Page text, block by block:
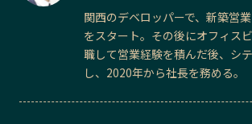
関西のデベロッパーで、新築営
をスタート。その後にオフィス
職して営業経験を積んだ後、シ
し、2020年から社長を務める。